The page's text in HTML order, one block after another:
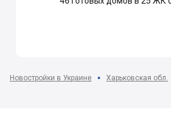
Новостройки в Украине Харьковская обл.